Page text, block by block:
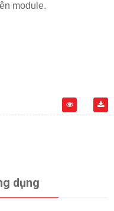
module.
dụng